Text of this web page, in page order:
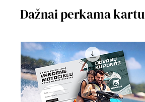
Dažnai perkama kartu